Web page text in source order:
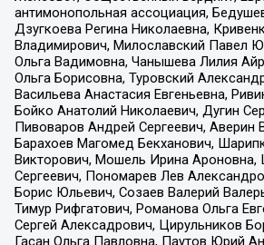
антимонопольная ассоциация,
Дзугкоева Регина Николаевна,
Владимирович, Милославский Павел
Ольга Вадимовна, Чанышева Лилия
Ольга Борисовна, Туровский
Васильева Анастасия Евгеньевна,
Бойко Анатолий Николаевич, Дугин
Пивоваров Андрей Сергеевич, Аверин
Барахоев Магомед Бекханович,
Викторович, Мошель Ирина Ароновна,
Сергеевич, Пономарев Лев
Борис Юльевич, Созаев Валерий
Тимур Рифгатович, Романова Ольга
Сергей Алексадрович, Цирульников
Гасан Ольга Павловна, Паутов Юрий